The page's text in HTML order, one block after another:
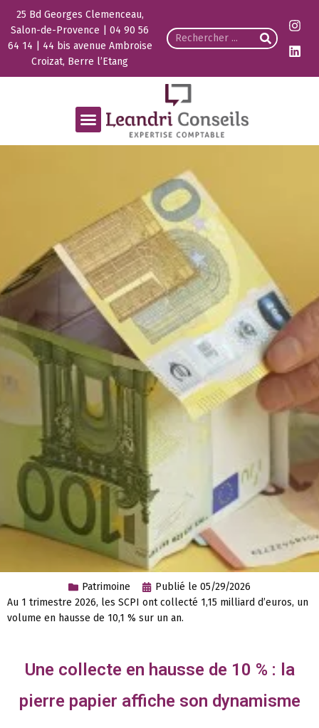
25 Bd Georges Clemenceau,
Salon-de-Provence | 04 90 56
64 14 | 44 bis avenue Ambroise
Croizat, Berre l’Etang
Patrimoine Publié le 05/29/2026
Au 1 trimestre 2026, les SCPI ont collecté 1,15 milliard d’euros, un
volume en hausse de 10,1 % sur un an.
Une collecte en hausse de 10 % : la
pierre papier affiche son dynamisme